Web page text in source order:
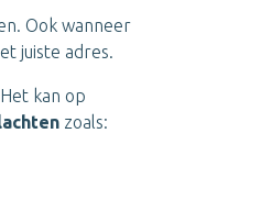
Ook wanneer
juiste adres.
kan op
zoals: